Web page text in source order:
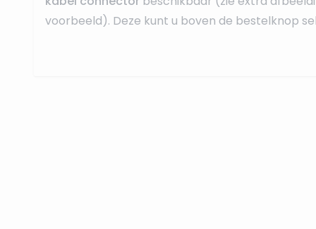
voorbeeld). Deze kunt u boven de bestelknop